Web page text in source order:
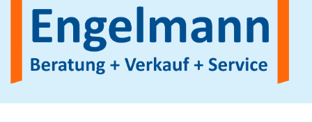
Gebäudereiniger
Hotels & Pensionen
Sportvereine